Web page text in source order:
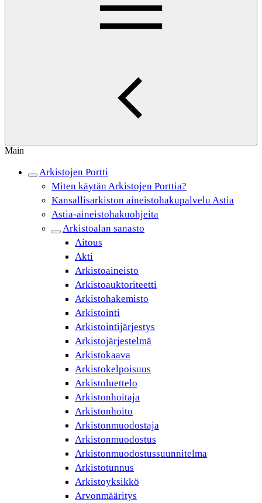
Main
Arkistojen Portti
Miten käytän Arkistojen Porttia?
Kansallisarkiston aineistohakupalvelu Astia
Astia-aineistohakuohjeita
Arkistoalan sanasto
Aitous
Akti
Arkistoaineisto
Arkistoauktoriteetti
Arkistohakemisto
Arkistointi
Arkistointijärjestys
Arkistojärjestelmä
Arkistokaava
Arkistokelpoisuus
Arkistoluettelo
Arkistonhoitaja
Arkistonhoito
Arkistonmuodostaja
Arkistonmuodostus
Arkistonmuodostussuunnitelma
Arkistotunnus
Arkistoyksikkö
Arvonmääritys